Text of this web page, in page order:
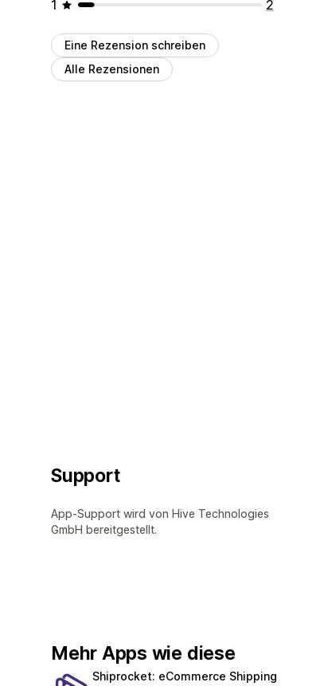
1
2
Eine Rezension schreiben
Alle Rezensionen
Support
App-Support wird von Hive Technologies
GmbH bereitgestellt.
Mehr Apps wie diese
Shiprocket: eCommerce Shipping